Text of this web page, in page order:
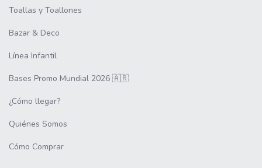
Toallas y Toallones
Bazar & Deco
Línea Infantil
Bases Promo Mundial 2026 🇦🇷
¿Cómo llegar?
Quiénes Somos
Cómo Comprar